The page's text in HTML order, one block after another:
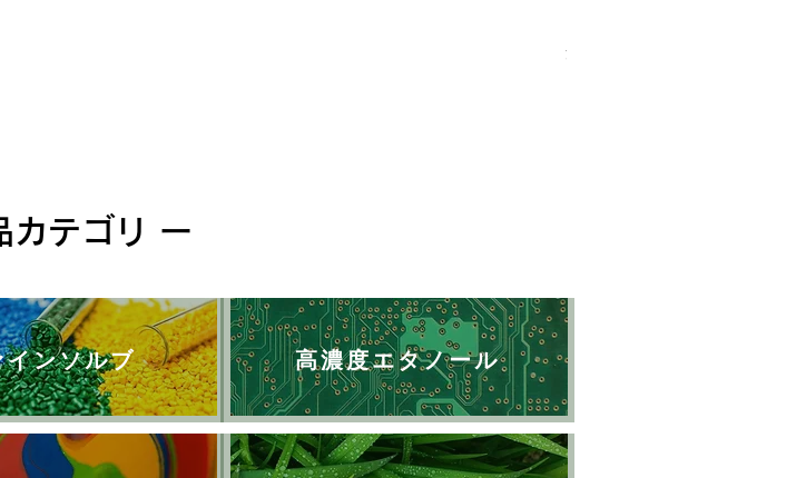
消費税込み
カテゴリ ー
インソルブ 高濃度エタノール